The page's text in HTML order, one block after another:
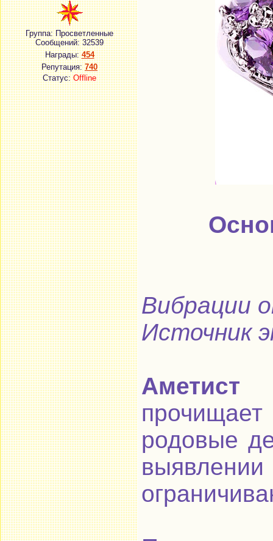
Группа: Просветленные
Сообщений:32539
Награды:454
Репутация:740
Статус:Offline
Вибрации
Источник
Аметист
родовые